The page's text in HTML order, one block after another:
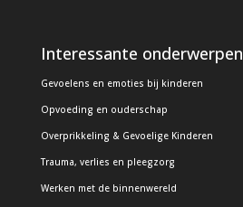
Interessante onderwerpen
Gevoelens en emoties bij kinderen
Opvoeding en ouderschap
Overprikkeling & Gevoelige Kinderen
Trauma, verlies en pleegzorg
Werken met de binnenwereld